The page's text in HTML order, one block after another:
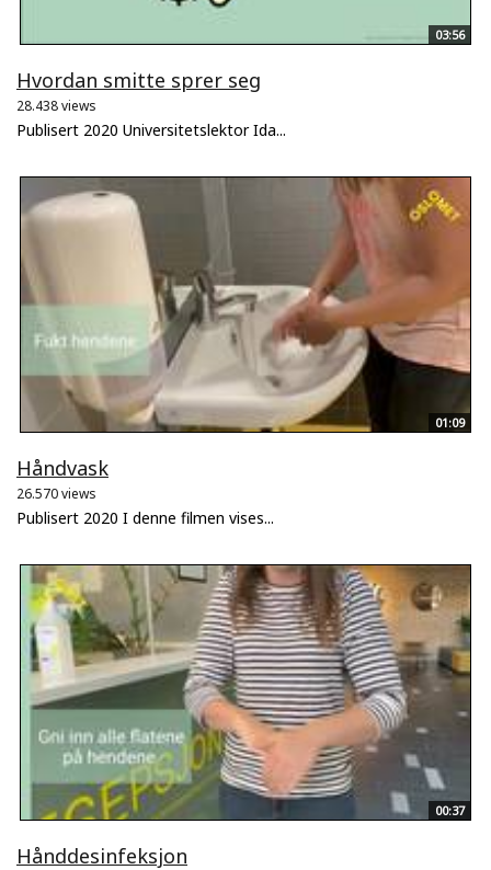
03:56
Hvordan smitte sprer seg
28.438 views
Publisert 2020 Universitetslektor Ida...
01:09
Håndvask
26.570 views
Publisert 2020 I denne filmen vises...
00:37
Hånddesinfeksjon